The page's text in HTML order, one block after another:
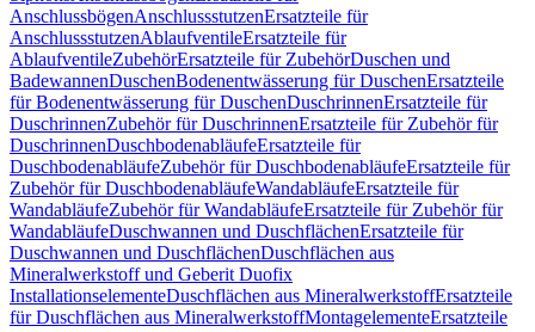
AnschlussbögenAnschlussstutzenErsatzteile für
AnschlussstutzenAblaufventileErsatzteile für
AblaufventileZubehörErsatzteile für ZubehörDuschen und
BadewannenDuschenBodenentwässerung für DuschenErsatzteile
für Bodenentwässerung für DuschenDuschrinnenErsatzteile für
DuschrinnenZubehör für DuschrinnenErsatzteile für Zubehör für
DuschrinnenDuschbodenabläufeErsatzteile für
DuschbodenabläufeZubehör für DuschbodenabläufeErsatzteile für
Zubehör für DuschbodenabläufeWandabläufeErsatzteile für
WandabläufeZubehör für WandabläufeErsatzteile für Zubehör für
WandabläufeDuschwannen und DuschflächenErsatzteile für
Duschwannen und DuschflächenDuschflächen aus
Mineralwerkstoff und Geberit Duofix
InstallationselementeDuschflächen aus MineralwerkstoffErsatzteile
für Duschflächen aus MineralwerkstoffMontagelementeErsatzteile